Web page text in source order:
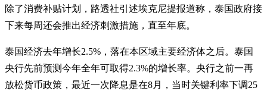
除了消费补贴计划，路透社引述埃克尼提报道称，泰国政府接
下来每周还会推出经济刺激措施，直至年底。
泰国经济去年增长2.5%，落在本区域主要经济体之后。泰国
央行先前预测今年全年可取得2.3%的增长率。央行之前一再
放松货币政策，最近一次降息是在8月，当时关键利率下调25